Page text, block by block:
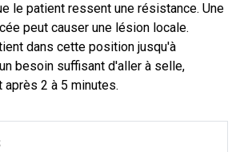
le patient ressent une résistance. Une
peut causer une lésion locale.
dans cette position jusqu'à
besoin suffisant d'aller à selle,
après 2 à 5 minutes.